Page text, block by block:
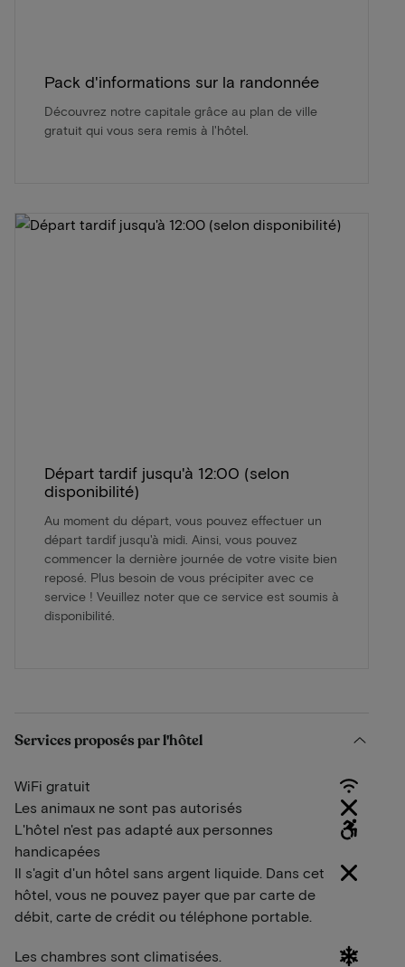
Pack d'informations sur la randonnée
Découvrez notre capitale grâce au plan de ville
gratuit qui vous sera remis à l'hôtel.
Départ tardif jusqu'à 12:00 (selon
disponibilité)
Au moment du départ, vous pouvez effectuer un
départ tardif jusqu'à midi. Ainsi, vous pouvez
commencer la dernière journée de votre visite bien
reposé. Plus besoin de vous précipiter avec ce
service ! Veuillez noter que ce service est soumis à
disponibilité.
Services proposés par l'hôtel
WiFi gratuit
Les animaux ne sont pas autorisés
L'hôtel n'est pas adapté aux personnes
handicapées
Il s'agit d'un hôtel sans argent liquide. Dans cet
hôtel, vous ne pouvez payer que par carte de
débit, carte de crédit ou téléphone portable.
Les chambres sont climatisées.